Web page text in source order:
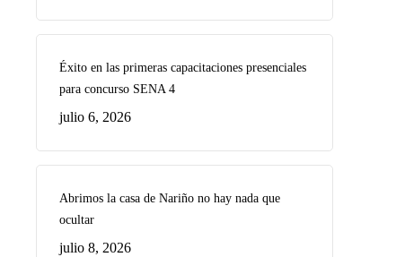
Éxito en las primeras capacitaciones presenciales
para concurso SENA 4
julio 6, 2026
Abrimos la casa de Nariño no hay nada que
ocultar
julio 8, 2026